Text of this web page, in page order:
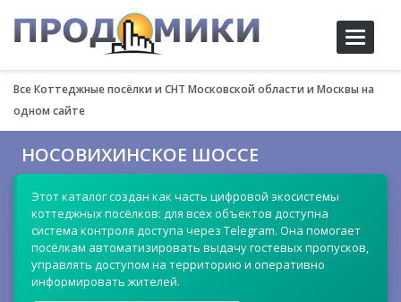
Toggle
Все Коттеджные посёлки и СНТ Московской области и Москвы на
одном сайте
НОСОВИХИНСКОЕ ШОССЕ
Этот каталог создан как часть цифровой экосистемы
коттеджных посёлков: для всех объектов доступна
система контроля доступа через Telegram. Она помогает
посёлкам автоматизировать выдачу гостевых пропусков,
управлять доступом на территорию и оперативно
информировать жителей.